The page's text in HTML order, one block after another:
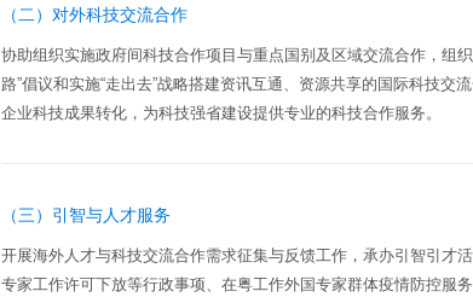
（二）对外科技交流合作
协助组织实施政府间科技合作项目与重点国别及区域交流合作，组
路”倡议和实施“走出去”战略搭建资讯互通、资源共享的国际科技
企业科技成果转化，为科技强省建设提供专业的科技合作服务。
（三）引智与人才服务
开展海外人才与科技交流合作需求征集与反馈工作，承办引智引才
专家工作许可下放等行政事项、在粤工作外国专家群体疫情防控服